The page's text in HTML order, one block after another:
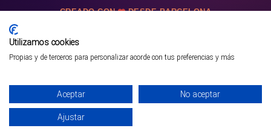
¡PÁSALO!
CREADO CON DESDE BARCELONA
Utilizamos cookies
Propias y de terceros para personalizar acorde con tus preferencias y más
Aceptar No aceptar
Ajustar